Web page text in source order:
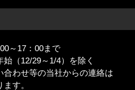
～17：00まで
（12/29～1/4）を除く
合わせ等の当社からの連絡は
す。